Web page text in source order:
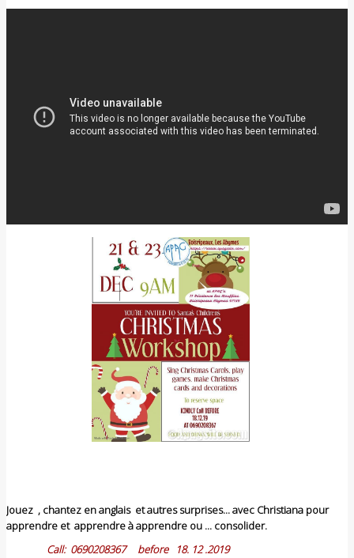
Jouez , chantez en anglais et autres surprises... avec Christiana pour
apprendre et apprendre à apprendre ou ... consolider.
Call: 0690208367 before 18. 12 .2019